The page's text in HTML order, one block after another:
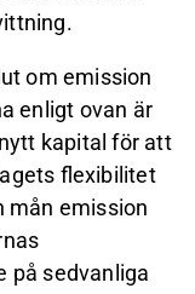
om emission
enligt ovan är
kapital för att
flexibilitet
mån emission
på sedvanliga